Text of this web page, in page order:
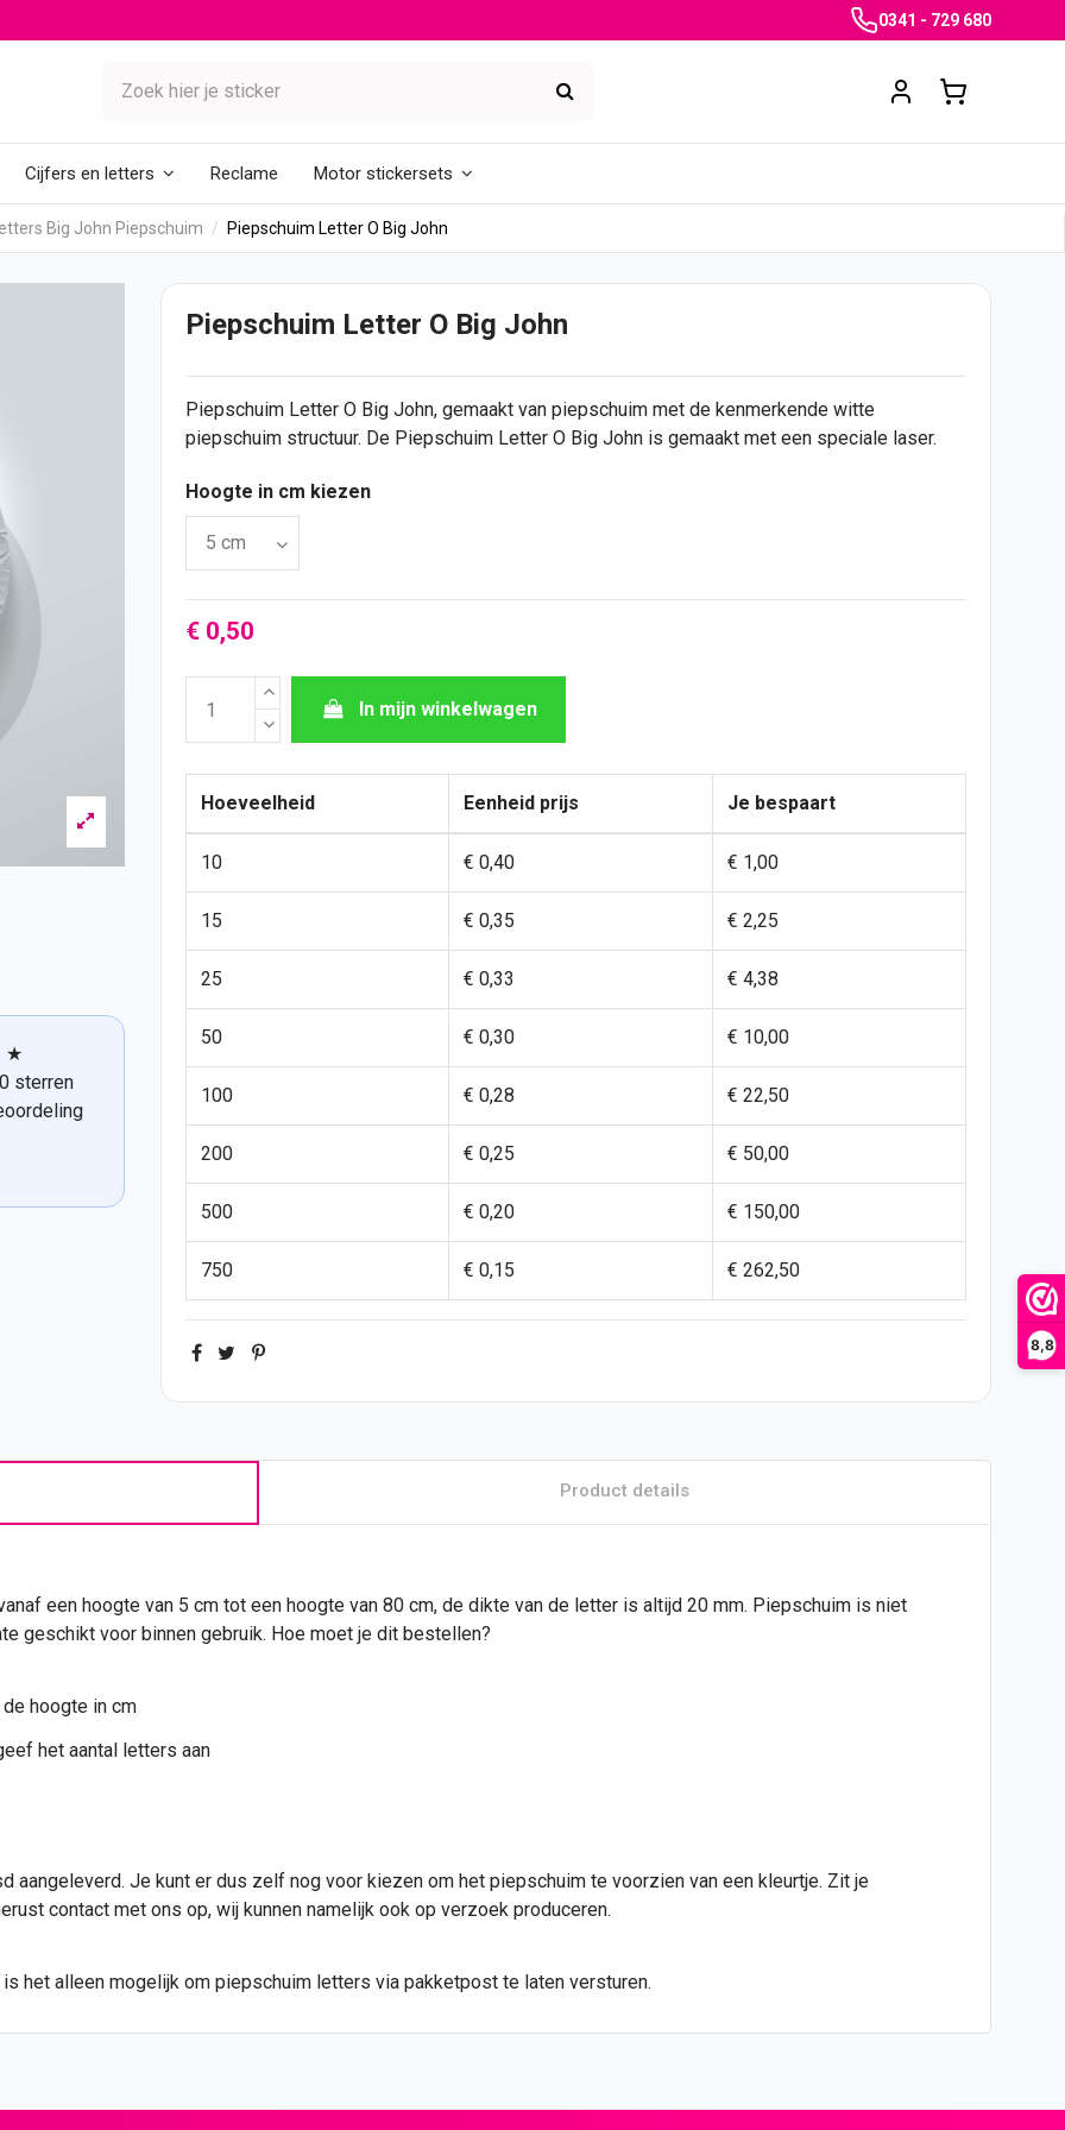
8,8
0341 - 729 680
Cijfers en letters Reclame Motor stickersets
Big John Piepschuim Piepschuim Letter O Big John
★
sterren
Piepschuim Letter O Big John
Piepschuim Letter O Big John, gemaakt van piepschuim met de kenmerkende witte
piepschuim structuur. De Piepschuim Letter O Big John is gemaakt met een speciale laser.
Hoogte in cm kiezen
€ 0,50
In mijn winkelwagen
Hoeveelheid Eenheid prijs Je bespaart
10 € 0,40 € 1,00
15 € 0,35 € 2,25
25 € 0,33 € 4,38
50 € 0,30 € 10,00
100 € 0,28 € 22,50
200 € 0,25 € 50,00
500 € 0,20 € 150,00
750 € 0,15 € 262,50
Product details
een hoogte van 5 cm tot een hoogte van 80 cm, de dikte van de letter is altijd 20 mm. Piepschuim is niet
geschikt voor binnen gebruik. Hoe moet je dit bestellen?
hoogte in cm
het aantal letters aan
Je kunt er dus zelf nog voor kiezen om het piepschuim te voorzien van een kleurtje. Zit je
contact met ons op, wij kunnen namelijk ook op verzoek produceren.
het alleen mogelijk om piepschuim letters via pakketpost te laten versturen.